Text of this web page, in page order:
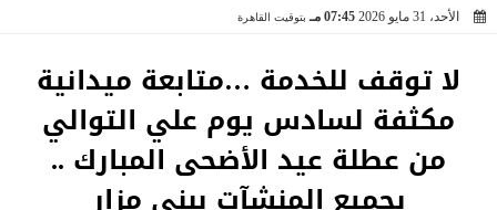
الأحد، 31 مايو 2026
07:45 مـ بتوقيت القاهرة
لا توقف للخدمة …متابعة ميدانية
مكثفة لسادس يوم علي التوالي
من عطلة عيد الأضحى المبارك ..